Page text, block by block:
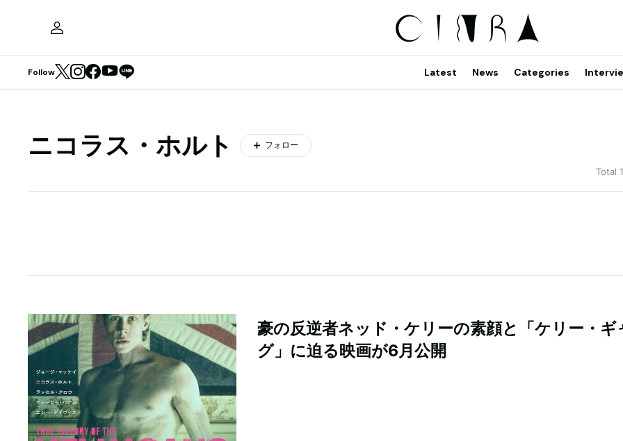
Follow Latest News Categories
ニコラス・ホルト フォロー
Total
豪の反逆者ネッド・ケリーの素顔と「ケリー・ギ
グ」に迫る映画が6月公開